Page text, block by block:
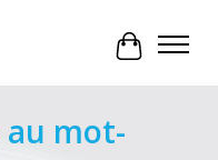
Panier
au mot-